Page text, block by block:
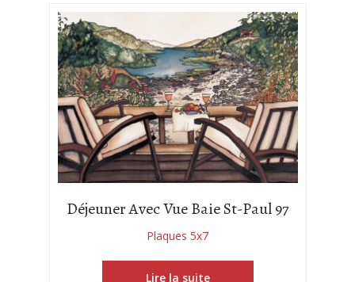
Déjeuner Avec Vue Baie St-Paul 97
Plaques 5x7
Lire la suite